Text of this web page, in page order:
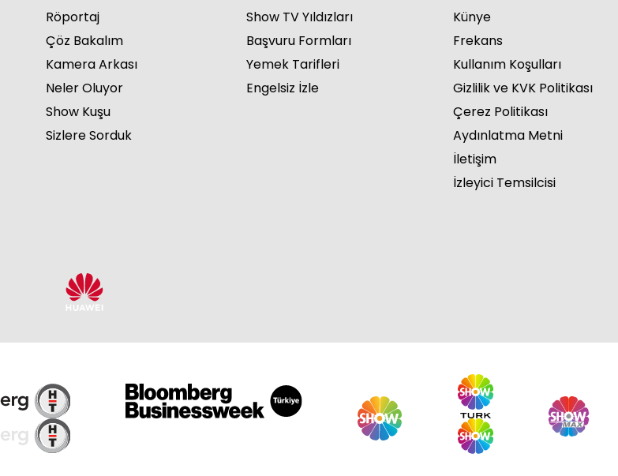
Röportaj
Çöz Bakalım
Kamera Arkası
Neler Oluyor
Show Kuşu
Sizlere Sorduk
Show TV Yıldızları
Başvuru Formları
Yemek Tarifleri
Engelsiz İzle
Künye
Frekans
Kullanım Koşulları
Gizlilik ve KVK Politikası
Çerez Politikası
Aydınlatma Metni
İletişim
İzleyici Temsilcisi